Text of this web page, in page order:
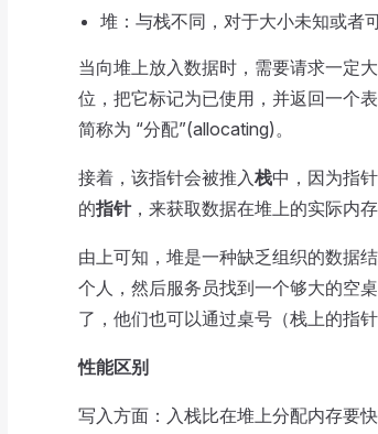
堆：与栈不同，对于大小未知或者
当向堆上放入数据时，需要请求一定
位，把它标记为已使用，并返回一个
简称为 “分配”(allocating)。
接着，该指针会被推入栈中，因为指
的指针，来获取数据在堆上的实际内
由上可知，堆是一种缺乏组织的数据
个人，然后服务员找到一个够大的空
了，他们也可以通过桌号（栈上的指
性能区别
写入方面：入栈比在堆上分配内存要